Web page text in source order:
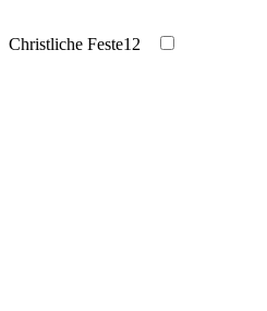
Christliche Feste12